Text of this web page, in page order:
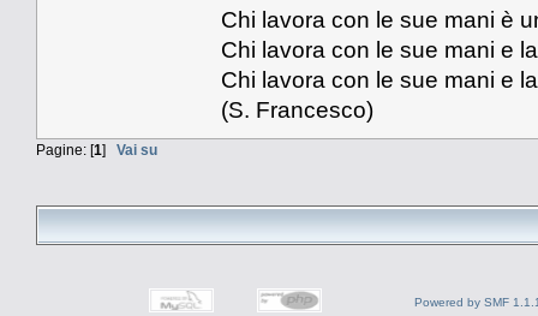
Chi lavora con le sue mani è
Chi lavora con le sue mani e
Chi lavora con le sue mani e
(S. Francesco)
Pagine: [1] Vai su
Powered by SMF